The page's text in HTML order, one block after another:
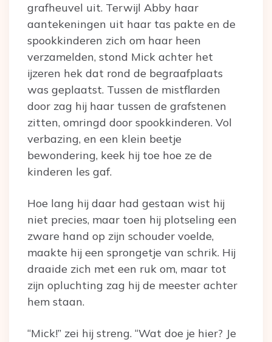
grafheuvel uit. Terwijl Abby haar
aantekeningen uit haar tas pakte en de
spookkinderen zich om haar heen
verzamelden, stond Mick achter het
ijzeren hek dat rond de begraafplaats
was geplaatst. Tussen de mistflarden
door zag hij haar tussen de grafstenen
zitten, omringd door spookkinderen. Vol
verbazing, en een klein beetje
bewondering, keek hij toe hoe ze de
kinderen les gaf.
Hoe lang hij daar had gestaan wist hij
niet precies, maar toen hij plotseling een
zware hand op zijn schouder voelde,
maakte hij een sprongetje van schrik. Hij
draaide zich met een ruk om, maar tot
zijn opluchting zag hij de meester achter
hem staan.
“Mick!” zei hij streng. “Wat doe je hier? Je